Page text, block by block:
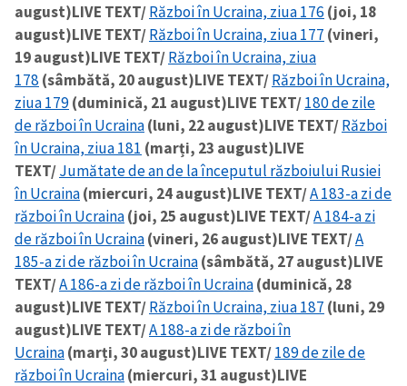
august)LIVE TEXT/Război în Ucraina, ziua 176 (joi, 18
august)LIVE TEXT/Război în Ucraina, ziua 177 (vineri,
19 august)LIVE TEXT/Război în Ucraina, ziua
178 (sâmbătă, 20 august)LIVE TEXT/Război în Ucraina,
ziua 179(duminică, 21 august)LIVE TEXT/180 de zile
de război în Ucraina(luni, 22 august)LIVE TEXT/Război
în Ucraina, ziua 181 (marți, 23 august)LIVE
TEXT/Jumătate de an de la începutul războiului Rusiei
în Ucraina(miercuri, 24 august)LIVE TEXT/A 183-a zi de
război în Ucraina(joi, 25 august)LIVE TEXT/A 184-a zi
de război în Ucraina(vineri, 26 august)LIVE TEXT/A
185-a zi de război în Ucraina(sâmbătă, 27 august)LIVE
TEXT/A 186-a zi de război în Ucraina(duminică, 28
august)LIVE TEXT/Război în Ucraina, ziua 187 (luni, 29
august)LIVE TEXT/A 188-a zi de război în
Ucraina(marți, 30 august)LIVE TEXT/189 de zile de
război în Ucraina(miercuri, 31 august)LIVE